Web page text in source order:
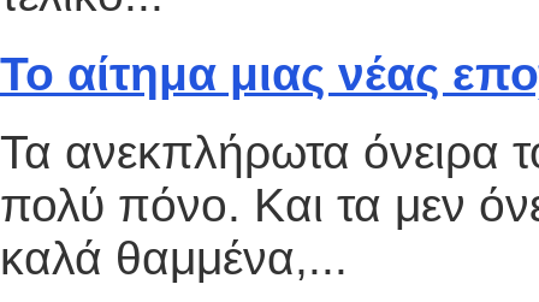
Το αίτημα μιας νέας
Τα ανεκπλήρωτα όνειρα
πολύ πόνο. Και τα μεν
καλά θαμμένα,...